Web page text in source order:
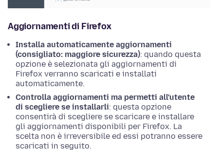
Aggiornamenti di Firefox
Installa automaticamente aggiornamenti
(consigliato: maggiore sicurezza): quando questa
opzione è selezionata gli aggiornamenti di
Firefox verranno scaricati e installati
automaticamente.
Controlla aggiornamenti ma permetti all'utente
di scegliere se installarli: questa opzione
consentirà di scegliere se scaricare e installare
gli aggiornamenti disponibili per Firefox. La
scelta non è irreversibile ed essi potranno essere
scaricati in seguito.